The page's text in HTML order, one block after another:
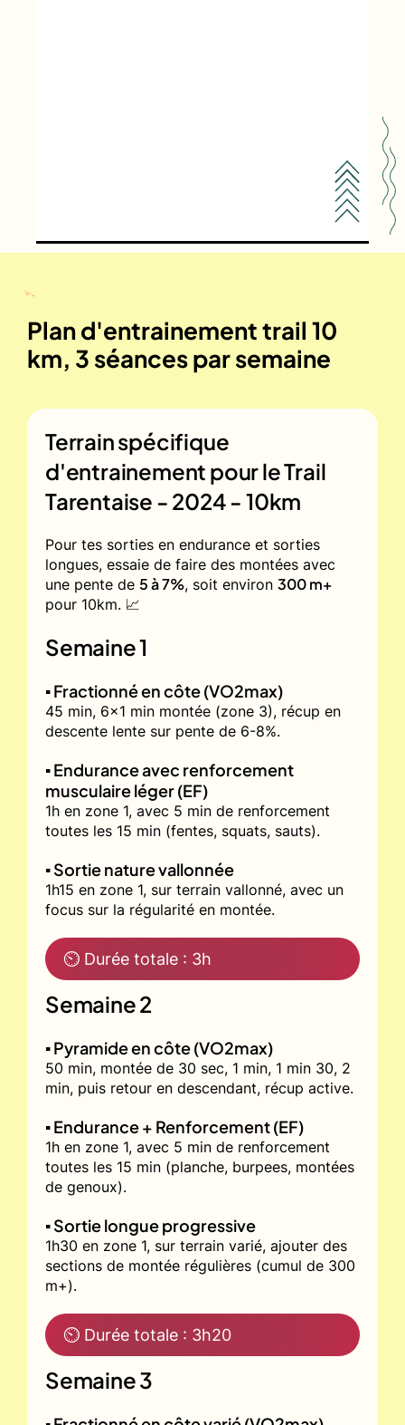
Plan d'entrainement trail 10
km, 3 séances par semaine
Terrain spécifique
d'entrainement pour leTrail
Tarentaise - 2024 - 10km
Pour tes sorties en endurance et sorties
longues, essaie de faire des montées avec
une pente de 5 à 7%, soit environ 300 m+
pour 10km. 📈
Semaine 1
▪️ Fractionné en côte (VO2max)
45 min, 6x1 min montée (zone 3), récup en
descente lente sur pente de 6-8%.
▪️ Endurance avec renforcement
musculaire léger (EF)
1h en zone 1, avec 5 min de renforcement
toutes les 15 min (fentes, squats, sauts).
▪️ Sortie nature vallonnée
1h15 en zone 1, sur terrain vallonné, avec un
focus sur la régularité en montée.
⏲ Durée totale : 3h
Semaine 2
▪️ Pyramide en côte (VO2max)
50 min, montée de 30 sec, 1 min, 1 min 30, 2
min, puis retour en descendant, récup active.
▪️ Endurance + Renforcement (EF)
1h en zone 1, avec 5 min de renforcement
toutes les 15 min (planche, burpees, montées
de genoux).
▪️ Sortie longue progressive
1h30 en zone 1, sur terrain varié, ajouter des
sections de montée régulières (cumul de 300
m+).
⏲ Durée totale : 3h20
Semaine 3